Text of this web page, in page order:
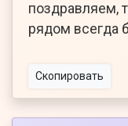
поздравляем,
рядом всегда
Скопировать